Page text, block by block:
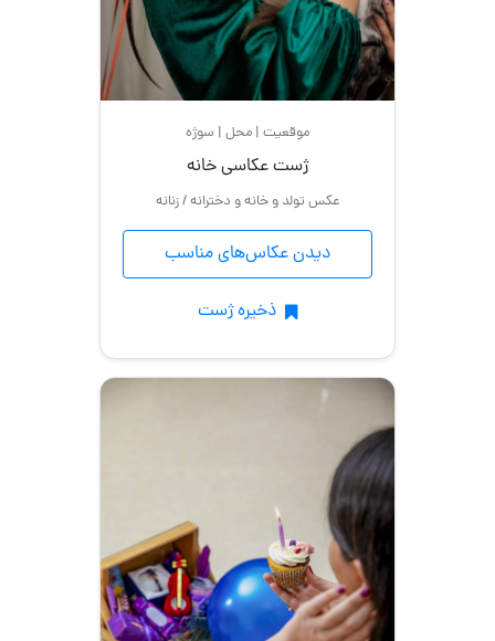
موقعیت | محل | سوژه
ژست عکاسی خانه
عکس تولد و خانه و دخترانه / زنانه
دیدن عکاس‌های مناسب
ذخیره ژست